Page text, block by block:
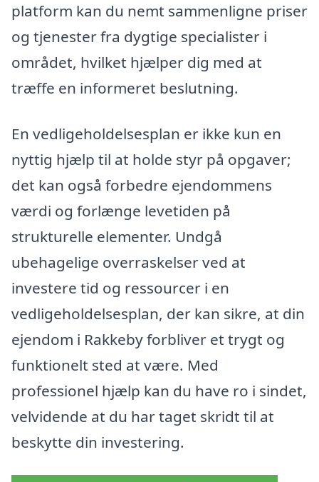
platform kan du nemt sammenligne priser
og tjenester fra dygtige specialister i
området, hvilket hjælper dig med at
træffe en informeret beslutning.
En vedligeholdelsesplan er ikke kun en
nyttig hjælp til at holde styr på opgaver;
det kan også forbedre ejendommens
værdi og forlænge levetiden på
strukturelle elementer. Undgå
ubehagelige overraskelser ved at
investere tid og ressourcer i en
vedligeholdelsesplan, der kan sikre, at din
ejendom i Rakkeby forbliver et trygt og
funktionelt sted at være. Med
professionel hjælp kan du have ro i sindet,
velvidende at du har taget skridt til at
beskytte din investering.